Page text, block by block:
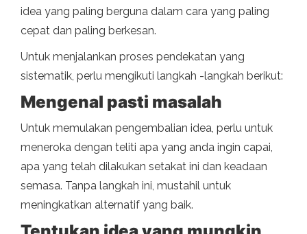
idea yang paling berguna dalam cara yang paling
cepat dan paling berkesan.
Untuk menjalankan proses pendekatan yang
sistematik, perlu mengikuti langkah -langkah berikut:
Mengenal pasti masalah
Untuk memulakan pengembalian idea, perlu untuk
meneroka dengan teliti apa yang anda ingin capai,
apa yang telah dilakukan setakat ini dan keadaan
semasa. Tanpa langkah ini, mustahil untuk
meningkatkan alternatif yang baik.